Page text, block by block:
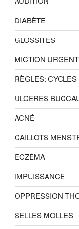
DIABÈTE
GLOSSITES
MICTION
RÈGLES:
ULCÈRES
ACNÉ
CAILLOTS
ECZÉMA
IMPUISSANCE
OPPRESSION
SELLES MOLLES